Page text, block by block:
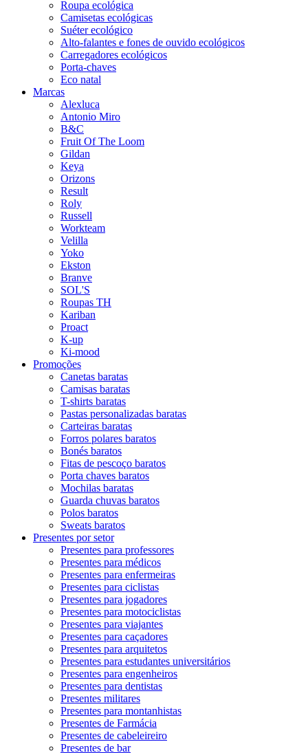
Roupa ecológica
Camisetas ecológicas
Suéter ecológico
Alto-falantes e fones de ouvido ecológicos
Carregadores ecológicos
Porta-chaves
Eco natal
Marcas
Alexluca
Antonio Miro
B&C
Fruit Of The Loom
Gildan
Keya
Orizons
Result
Roly
Russell
Workteam
Velilla
Yoko
Ekston
Branve
SOL'S
Roupas TH
Kariban
Proact
K-up
Ki-mood
Promoções
Canetas baratas
Camisas baratas
T-shirts baratas
Pastas personalizadas baratas
Carteiras baratas
Forros polares baratos
Bonés baratos
Fitas de pescoço baratos
Porta chaves baratos
Mochilas baratas
Guarda chuvas baratos
Polos baratos
Sweats baratos
Presentes por setor
Presentes para professores
Presentes para médicos
Presentes para enfermeiras
Presentes para ciclistas
Presentes para jogadores
Presentes para motociclistas
Presentes para viajantes
Presentes para caçadores
Presentes para arquitetos
Presentes para estudantes universitários
Presentes para engenheiros
Presentes para dentistas
Presentes militares
Presentes para montanhistas
Presentes de Farmácia
Presentes de cabeleireiro
Presentes de bar